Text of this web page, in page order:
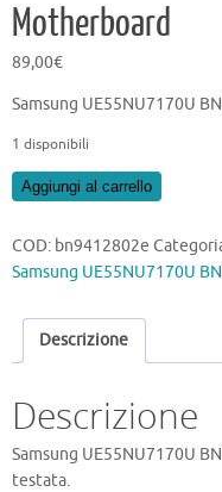
Motherboard
89,00€
Samsung UE55NU7170U
1 disponibili
Samsung
BN94-
12802E
quantità
Aggiungi al carrello
COD: bn9412802e
Samsung UE55NU7170U
Descrizione
Descrizione
Samsung UE55NU7170U
testata.